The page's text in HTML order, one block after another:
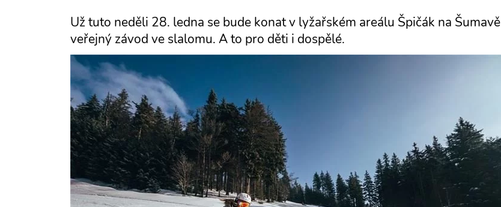
Už tuto neděli 28. ledna se bude konat v lyžařském areálu Špičák na Šumavě
veřejný závod ve slalomu. A to pro děti i dospělé.